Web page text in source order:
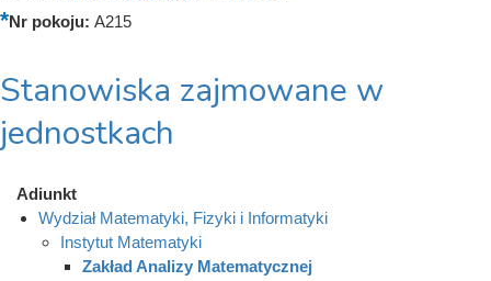
Nr pokoju: A215
Stanowiska zajmowane w
jednostkach
Adiunkt
Wydział Matematyki, Fizyki i Informatyki
Instytut Matematyki
Zakład Analizy Matematycznej